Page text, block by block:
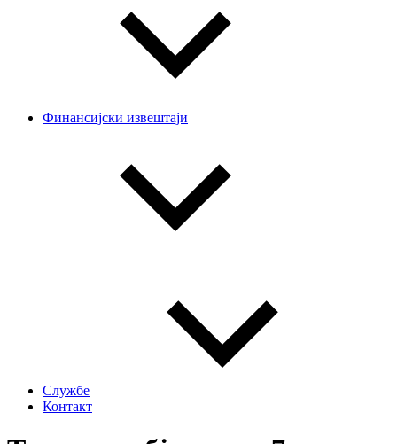
Финансијски извештаји
Службе
Контакт